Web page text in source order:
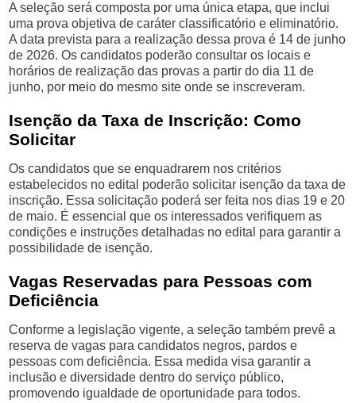
A seleção será composta por uma única etapa, que inclui
uma prova objetiva de caráter classificatório e eliminatório.
A data prevista para a realização dessa prova é 14 de junho
de 2026. Os candidatos poderão consultar os locais e
horários de realização das provas a partir do dia 11 de
junho, por meio do mesmo site onde se inscreveram.
Isenção da Taxa de Inscrição: Como
Solicitar
Os candidatos que se enquadrarem nos critérios
estabelecidos no edital poderão solicitar isenção da taxa de
inscrição. Essa solicitação poderá ser feita nos dias 19 e 20
de maio. É essencial que os interessados verifiquem as
condições e instruções detalhadas no edital para garantir a
possibilidade de isenção.
Vagas Reservadas para Pessoas com
Deficiência
Conforme a legislação vigente, a seleção também prevê a
reserva de vagas para candidatos negros, pardos e
pessoas com deficiência. Essa medida visa garantir a
inclusão e diversidade dentro do serviço público,
promovendo igualdade de oportunidade para todos.